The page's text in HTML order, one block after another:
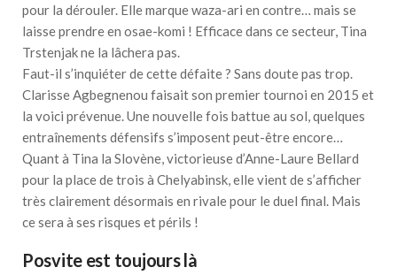
pour la dérouler. Elle marque waza-ari en contre… mais se
laisse prendre en osae-komi ! Efficace dans ce secteur, Tina
Trstenjak ne la lâchera pas.
Faut-il s’inquiéter de cette défaite ? Sans doute pas trop.
Clarisse Agbegnenou faisait son premier tournoi en 2015 et
la voici prévenue. Une nouvelle fois battue au sol, quelques
entraînements défensifs s’imposent peut-être encore…
Quant à Tina la Slovène, victorieuse d’Anne-Laure Bellard
pour la place de trois à Chelyabinsk, elle vient de s’afficher
très clairement désormais en rivale pour le duel final. Mais
ce sera à ses risques et périls !
Posvite est toujours là